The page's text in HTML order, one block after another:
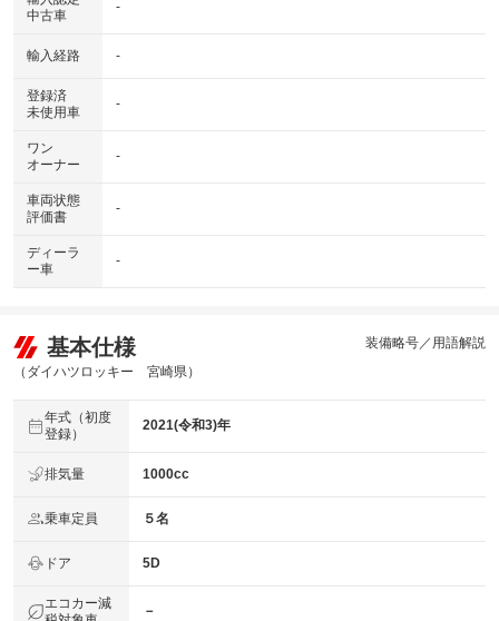
中古車
-
輸入経路 -
登録済
未使用車
-
ワン
オーナー
-
車両状態
評価書
-
ディーラ
ー車
-
基本仕様
（ダイハツロッキー 宮崎県）
装備略号／用語解説
年式（初度
登録）
2021(令和3)年
排気量 1000cc
乗車定員 ５名
ドア 5D
エコカー減
－